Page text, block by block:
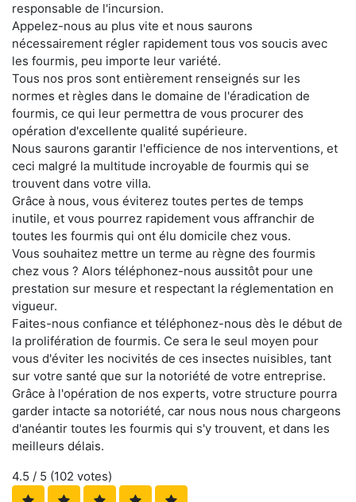
responsable de l'incursion.
Appelez-nous au plus vite et nous saurons
nécessairement régler rapidement tous vos soucis avec
les fourmis, peu importe leur variété.
Tous nos pros sont entièrement renseignés sur les
normes et règles dans le domaine de l'éradication de
fourmis, ce qui leur permettra de vous procurer des
opération d'excellente qualité supérieure.
Nous saurons garantir l'efficience de nos interventions, et
ceci malgré la multitude incroyable de fourmis qui se
trouvent dans votre villa.
Grâce à nous, vous éviterez toutes pertes de temps
inutile, et vous pourrez rapidement vous affranchir de
toutes les fourmis qui ont élu domicile chez vous.
Vous souhaitez mettre un terme au règne des fourmis
chez vous ? Alors téléphonez-nous aussitôt pour une
prestation sur mesure et respectant la réglementation en
vigueur.
Faites-nous confiance et téléphonez-nous dès le début de
la prolifération de fourmis. Ce sera le seul moyen pour
vous d'éviter les nocivités de ces insectes nuisibles, tant
sur votre santé que sur la notoriété de votre entreprise.
Grâce à l'opération de nos experts, votre structure pourra
garder intacte sa notoriété, car nous nous nous chargeons
d'anéantir toutes les fourmis qui s'y trouvent, et dans les
meilleurs délais.
4.5 / 5 (102 votes)